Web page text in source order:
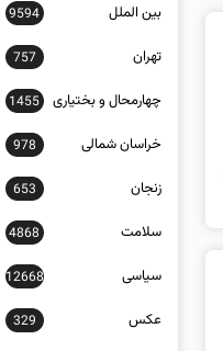
بین الملل 9594
تهران 757
چهارمحال و بختیاری 1455
خراسان شمالی 978
زنجان 653
سلامت 4868
سیاسی 12668
عکس 329